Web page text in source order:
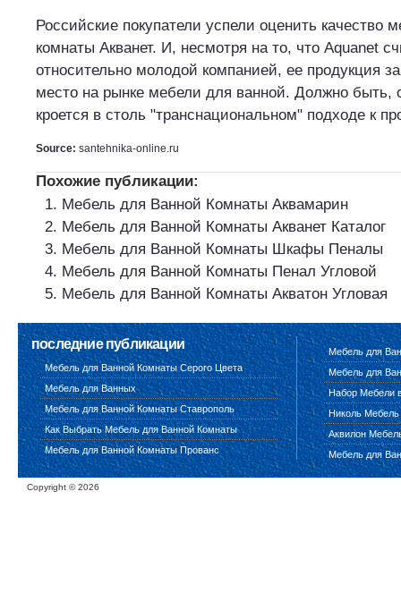
Российские покупатели успели оценить качество
комнаты Акванет. И, несмотря на то, что Aquanet
относительно молодой компанией, ее продукция
место на рынке мебели для ванной. Должно быть,
кроется в столь "транснациональном" подходе к
Source: santehnika-online.ru
Похожие публикации:
Мебель для Ванной Комнаты Аквамарин
Мебель для Ванной Комнаты Акванет Каталог
Мебель для Ванной Комнаты Шкафы Пеналы
Мебель для Ванной Комнаты Пенал Угловой
Мебель для Ванной Комнаты Акватон Угловая
последние публикации
Мебель для Ванной Комнаты Серого Цвета
Мебель для Ванных
Мебель для Ванной Комнаты Ставрополь
Как Выбрать Мебель для Ванной Комнаты
Мебель для Ванной Комнаты Прованс
Мебель для
Мебель для
Набор Мебели
Николь
Аквилон
Мебель для
Copyright ©2026